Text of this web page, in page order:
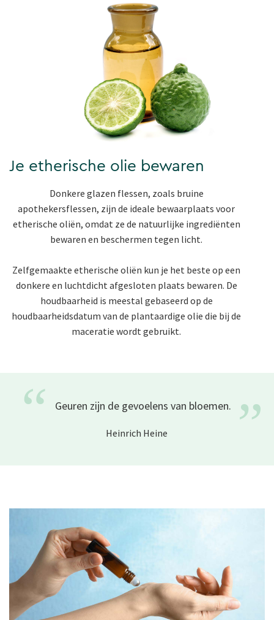
Je etherische olie bewaren
Donkere glazen flessen, zoals bruine
apothekersflessen, zijn de ideale bewaarplaats voor
etherische oliën, omdat ze de natuurlijke ingrediënten
bewaren en beschermen tegen licht.
Zelfgemaakte etherische oliën kun je het beste op een
donkere en luchtdicht afgesloten plaats bewaren. De
houdbaarheid is meestal gebaseerd op de
houdbaarheidsdatum van de plantaardige olie die bij de
maceratie wordt gebruikt.
“ Geuren zijn de gevoelens van bloemen. ”
Heinrich Heine